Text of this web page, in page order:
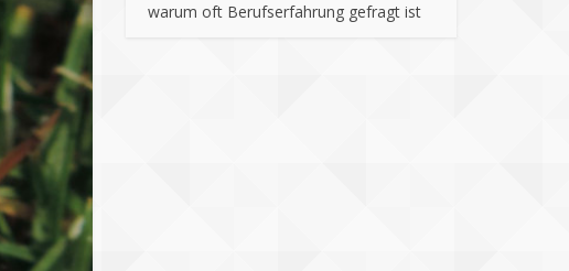
warum oft Berufserfahrung gefragt ist